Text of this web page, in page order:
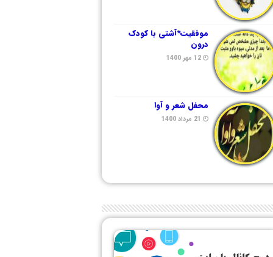
موفقیت*آشتی با کودک
درون
12 مهر 1400
محفل شعر و آوا
21 مرداد 1400